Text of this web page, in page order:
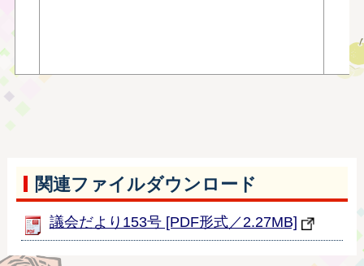
■
関連ファイルダウンロード
議会だより153号 [PDF形式／2.27MB]